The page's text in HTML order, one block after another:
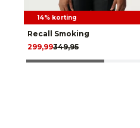
14% korting
Recall Smoking
349,95
299,99